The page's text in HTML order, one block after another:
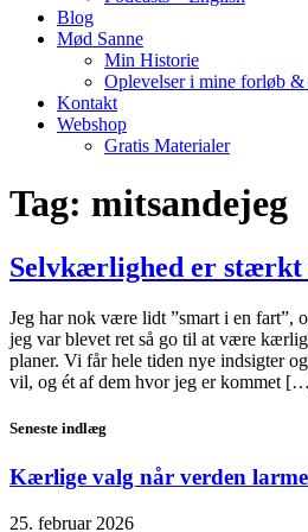
Blog
Mød Sanne
Min Historie
Oplevelser i mine forløb &
Kontakt
Webshop
Gratis Materialer
Tag: mitsandejeg
Selvkærlighed er
Jeg har nok være lidt ”smart i en fart”,
jeg var blevet ret så go til at være
planer. Vi får hele tiden nye indsigter
vil, og ét af dem hvor jeg er kommet
Seneste indlæg
Kærlige valg når verden
25. februar 2026